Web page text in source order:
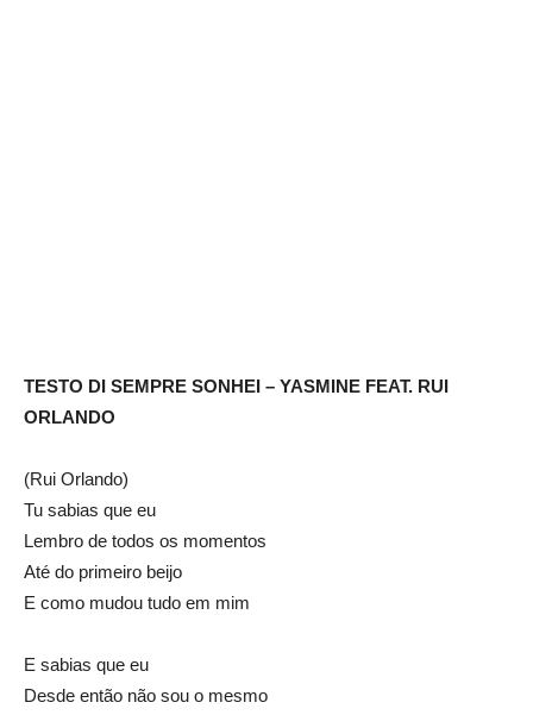
TESTO DI SEMPRE SONHEI – YASMINE FEAT. RUI
ORLANDO
(Rui Orlando)
Tu sabias que eu
Lembro de todos os momentos
Até do primeiro beijo
E como mudou tudo em mim
E sabias que eu
Desde então não sou o mesmo